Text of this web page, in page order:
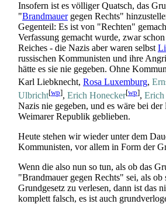
Insofern ist es völliger Quatsch, das
"Brandmauergegen Rechts"
Gegenteil: Es ist von "Rechten"
Verfassung gemacht wurde, zwar
Reiches - die Nazis aber waren selbst
russischen Kommunisten und ihre
hätte es sie nie gegeben. Ohne
Karl Liebknecht, Rosa Luxemburg,
Ulbricht[wp], Erich Honecker[wp],
Nazis nie gegeben, und es wäre bei
Weimarer Republik geblieben.
Heute stehen wir wieder unter dem
Kommunisten, vor allem in Form der
Wenn die also nun so tun, als ob das
"Brandmauer gegen Rechts" sei, als ob
Grundgesetz zu verlesen, dann ist das
komplett falsch, es ist auch